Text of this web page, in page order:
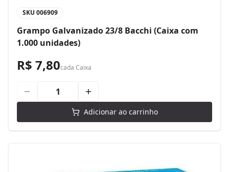
SKU 006909
Grampo Galvanizado 23/8 Bacchi (Caixa com
1.000 unidades)
R$ 7,80cada Caixa
Adicionar ao carrinho